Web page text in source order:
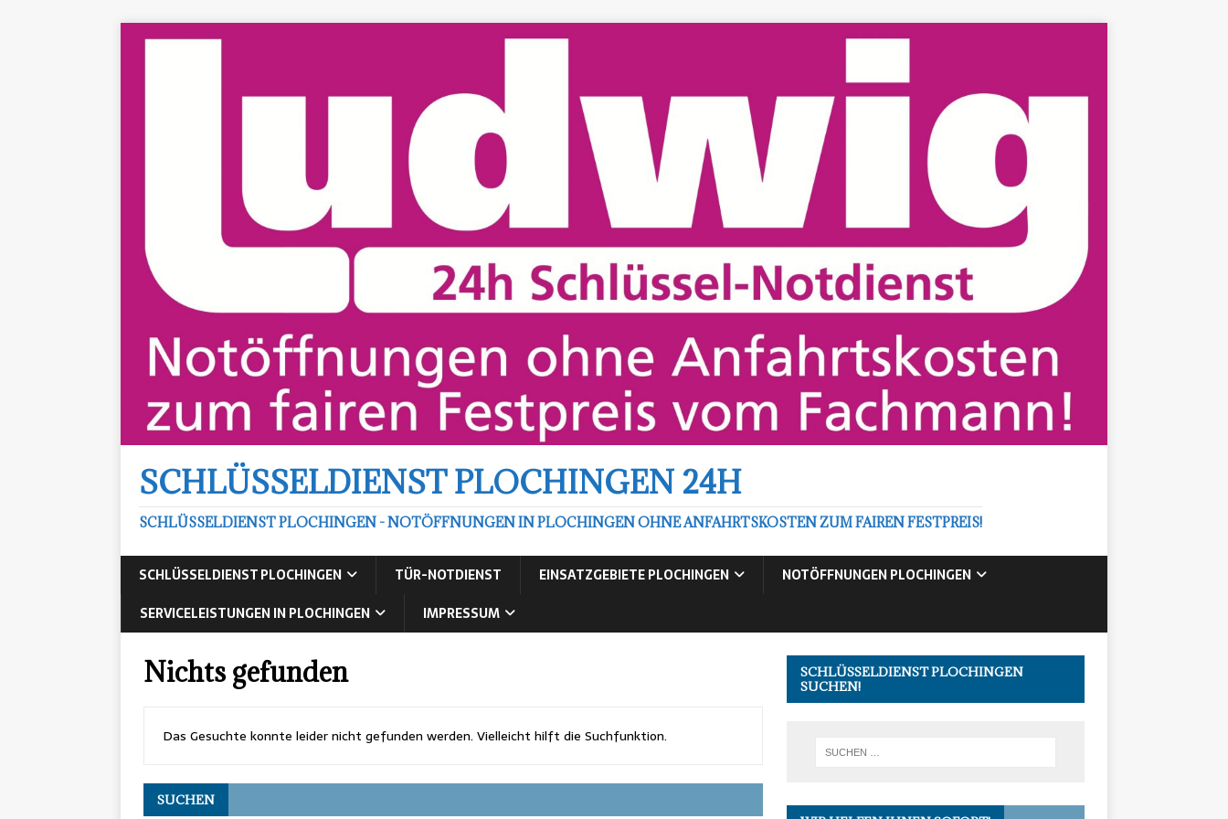
SCHLÜSSELDIENST PLOCHINGEN 24H
SCHLÜSSELDIENST PLOCHINGEN - NOTÖFFNUNGEN IN PLOCHINGEN OHNE ANFAHRTSKOSTEN ZUM FAIREN FESTPREIS!
SCHLÜSSELDIENST PLOCHINGEN TÜR-NOTDIENST EINSATZGEBIETE PLOCHINGEN
NOTÖFFNUNGEN PLOCHINGEN
SERVICELEISTUNGEN IN PLOCHINGEN
IMPRESSUM
Nichts gefunden
Das Gesuchte konnte leider nicht gefunden werden. Vielleicht hilft die Suchfunktion.
SUCHEN
SCHLÜSSELDIENST PLOCHINGEN
SUCHEN!